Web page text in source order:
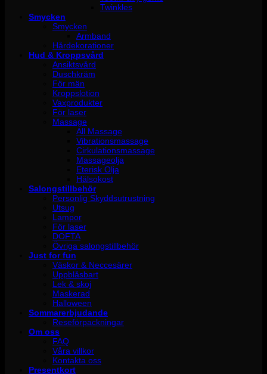
Twinkles
Smycken
Smycken
Armband
Hårdekorationer
Hud & Kroppsvård
Ansiktsvård
Duschkräm
För män
Kroppslotion
Vaxprodukter
För laser
Massage
All Massage
Vibrationsmassage
Cirkulationsmassage
Massageolja
Eterisk Olja
Hälsokost
Salongstillbehör
Personlig Skyddsutrustning
Utsug
Lampor
För laser
DOFTA
Övriga salongstillbehör
Just for fun
Väskor & Neccesärer
Uppblåsbart
Lek & skoj
Maskerad
Halloween
Sommarerbjudande
Reseförpackningar
Om oss
FAQ
Våra villkor
Kontakta oss
Presentkort